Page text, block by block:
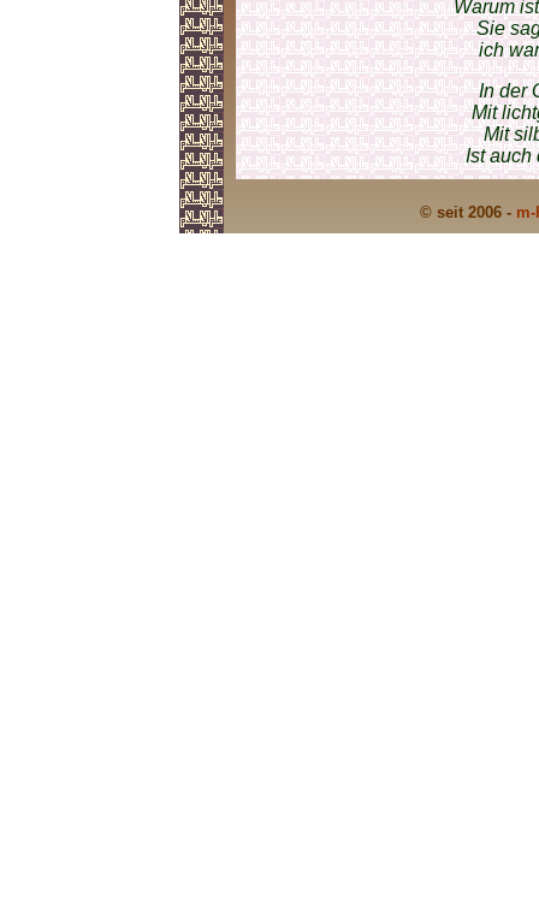
Warum
Sie
ich
In der
Mit
Mit
Ist
© seit 2006 -